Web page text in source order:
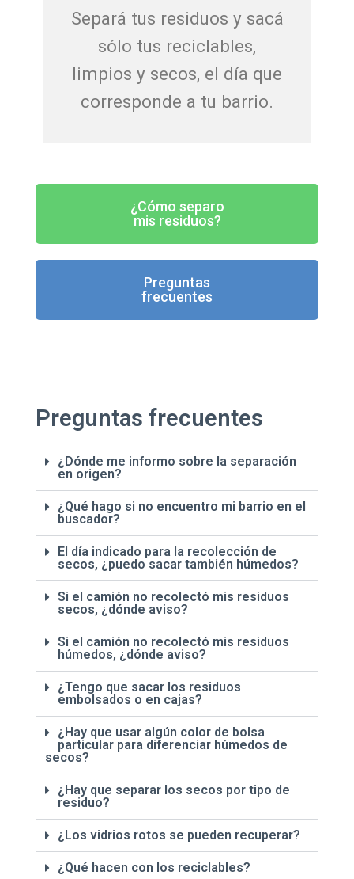
Separá tus residuos y sacá
sólo tus reciclables,
limpios y secos, el día que
corresponde a tu barrio.
¿Cómo separo
mis residuos?
Preguntas
frecuentes
Preguntas frecuentes
¿Dónde me informo sobre la separación
en origen?
¿Qué hago si no encuentro mi barrio en el
buscador?
El día indicado para la recolección de
secos, ¿puedo sacar también húmedos?
Si el camión no recolectó mis residuos
secos, ¿dónde aviso?
Si el camión no recolectó mis residuos
húmedos, ¿dónde aviso?
¿Tengo que sacar los residuos
embolsados o en cajas?
¿Hay que usar algún color de bolsa
particular para diferenciar húmedos de
secos?
¿Hay que separar los secos por tipo de
residuo?
¿Los vidrios rotos se pueden recuperar?
¿Qué hacen con los reciclables?